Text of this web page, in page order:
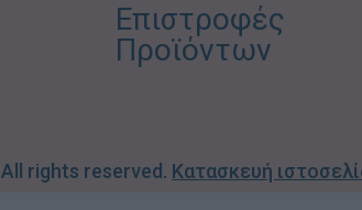
Επιστροφές
Προϊόντων
All rights reserved. Κατασκευή